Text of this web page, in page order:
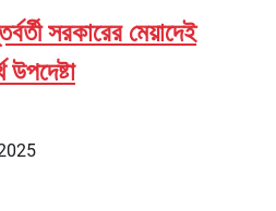
সরকারের মেয়াদেই